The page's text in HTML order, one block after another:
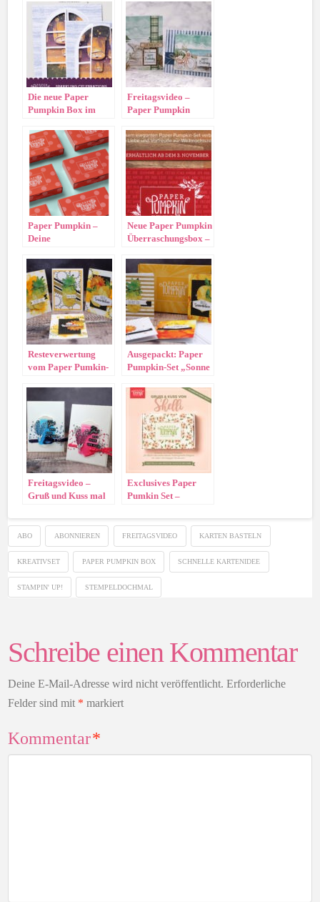
Die neue Paper
Pumpkin Box im
Freitagsvideo –
Paper Pumpkin
Paper Pumpkin –
Deine
Neue Paper Pumpkin
Überraschungsbox –
Freude
Resteverwertung
vom Paper Pumkin-
Ausgepackt: Paper
Pumpkin-Set „Sonne
Freitagsvideo –
Gruß und Kuss mal
Exclusives Paper
Pumkin Set –
Mai
ABO ABONNIEREN FREITAGSVIDEO KARTEN BASTELN
KREATIVSET PAPER PUMPKIN BOX SCHNELLE KARTENIDEE
STAMPIN' UP! STEMPELDOCHMAL
Schreibe einen Kommentar
Deine E-Mail-Adresse wird nicht veröffentlicht. Erforderliche
Felder sind mit * markiert
Kommentar*